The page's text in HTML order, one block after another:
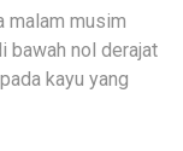
malam musim
bawah nol derajat
kayu yang